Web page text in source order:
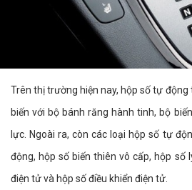
Trên thị trường hiện nay, hộp số tự
biến với bộ bánh răng hành tinh, bộ
lực. Ngoài ra, còn các loại hộp số tự
động, hộp số biến thiên vô cấp, hộp số
điện tử và hộp số điều khiển điện tử.